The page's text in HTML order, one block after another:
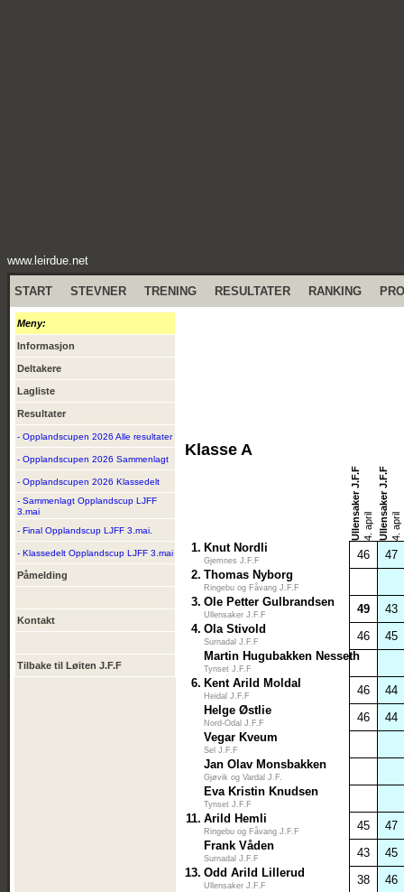
www.leirdue.net
START STEVNER TRENING RESULTATER RANKING
Meny:
Informasjon
Deltakere
Lagliste
Resultater
- Opplandscupen 2026 Alle resultater
- Opplandscupen 2026 Sammenlagt
- Opplandscupen 2026 Klassedelt
- Sammenlagt Opplandscup LJFF
3.mai
- Final Opplandscup LJFF 3.mai.
- Klassedelt Opplandscup LJFF 3.mai
Påmelding
Kontakt
Tilbake til Løiten J.F.F
Klasse A
Ullensaker J.F.F 4. april Ullensaker J.F.F 4. april
1. Knut Nordli
Gjemnes J.F.F 46
47
2. Thomas Nyborg
Ringebu og Fåvang J.F.F
3. Ole Petter Gulbrandsen
Ullensaker J.F.F 49
43
4. Ola Stivold
Surnadal J.F.F 46
45
Martin Hugubakken Nesseth
Tynset J.F.F
6. Kent Arild Moldal
Heidal J.F.F 46
44
Helge Østlie
Nord-Odal J.F.F 46
44
Vegar Kveum
Sel J.F.F
Jan Olav Monsbakken
Gjøvik og Vardal J.F.
Eva Kristin Knudsen
Tynset J.F.F
11. Arild Hemli
Ringebu og Fåvang J.F.F 45
47
Frank Våden
Surnadal J.F.F 43
45
13. Odd Arild Lillerud
Ullensaker J.F.F 38
46